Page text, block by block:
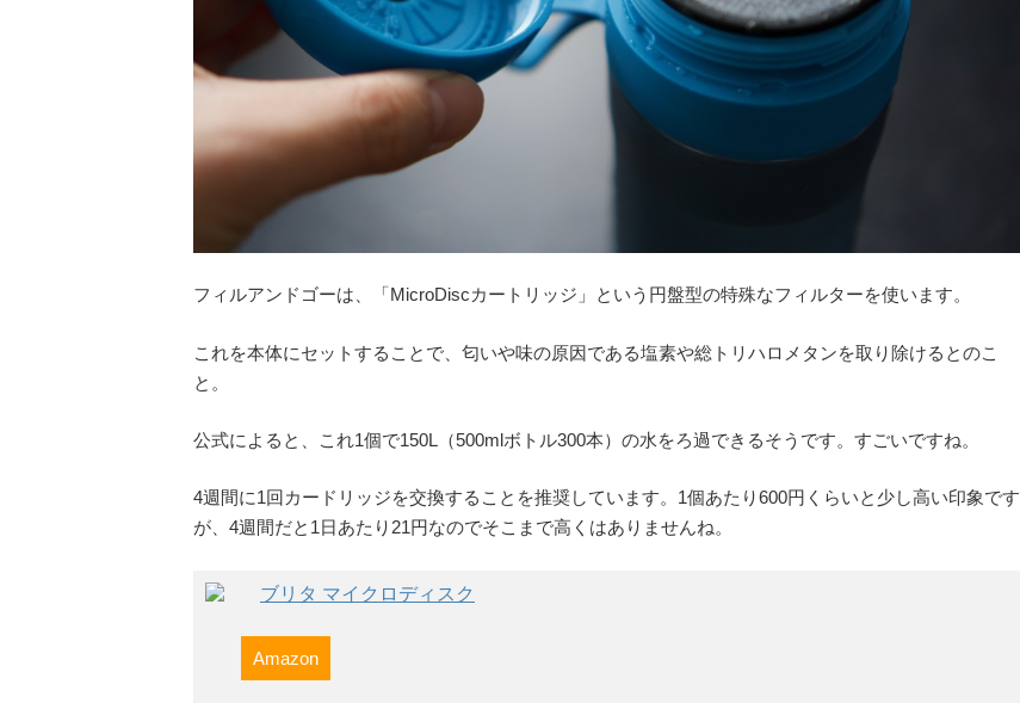
フィルアンドゴーは、「MicroDiscカートリッジ」という円盤型の特殊なフィルターを使います。
これを本体にセットすることで、匂いや味の原因である塩素や総トリハロメタンを取り除けるとのこ
と。
公式によると、これ1個で150L（500mlボトル300本）の水をろ過できるそうです。すごいですね。
4週間に1回カードリッジを交換することを推奨しています。1個あたり600円くらいと少し高い印象です
が、4週間だと1日あたり21円なのでそこまで高くはありませんね。
ブリタ マイクロディスク
Amazon